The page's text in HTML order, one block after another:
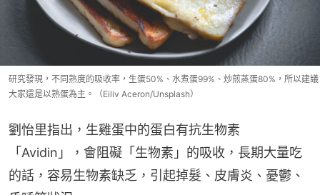
研究發現，不同熟度的吸收率，生蛋50%、水煮蛋99%、炒煎蒸蛋80%，所以建議
大家還是以熟蛋為主。（Eiliv Aceron/Unsplash）
劉怡里指出，生雞蛋中的蛋白有抗生物素
「Avidin」，會阻礙「生物素」的吸收，長期大量吃
的話，容易生物素缺乏，引起掉髮、皮膚炎、憂鬱、